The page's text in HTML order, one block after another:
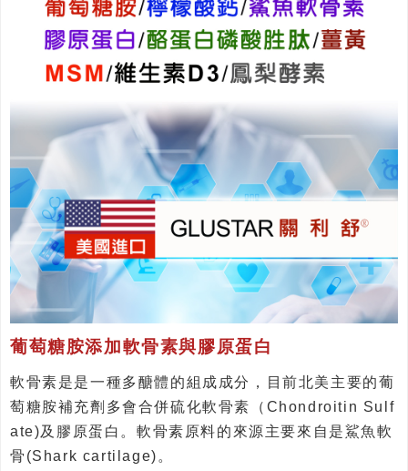
葡萄糖胺添加軟骨素與膠原蛋白
軟骨素是是一種多醣體的組成成分，目前北美主要的葡
萄糖胺補充劑多會合併硫化軟骨素（Chondroitin Sulf
ate)及膠原蛋白。軟骨素原料的來源主要來自是鯊魚軟
骨(Shark cartilage)。